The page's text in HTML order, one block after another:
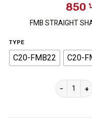
850
FMB STRAIGHT
TYPE
C20-FMB22 C20-
FMB